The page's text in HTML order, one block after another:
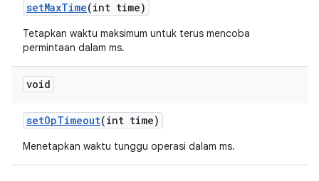
setMaxTime(int time)
Tetapkan waktu maksimum untuk terus mencoba
permintaan dalam ms.
void
setOpTimeout(int time)
Menetapkan waktu tunggu operasi dalam ms.